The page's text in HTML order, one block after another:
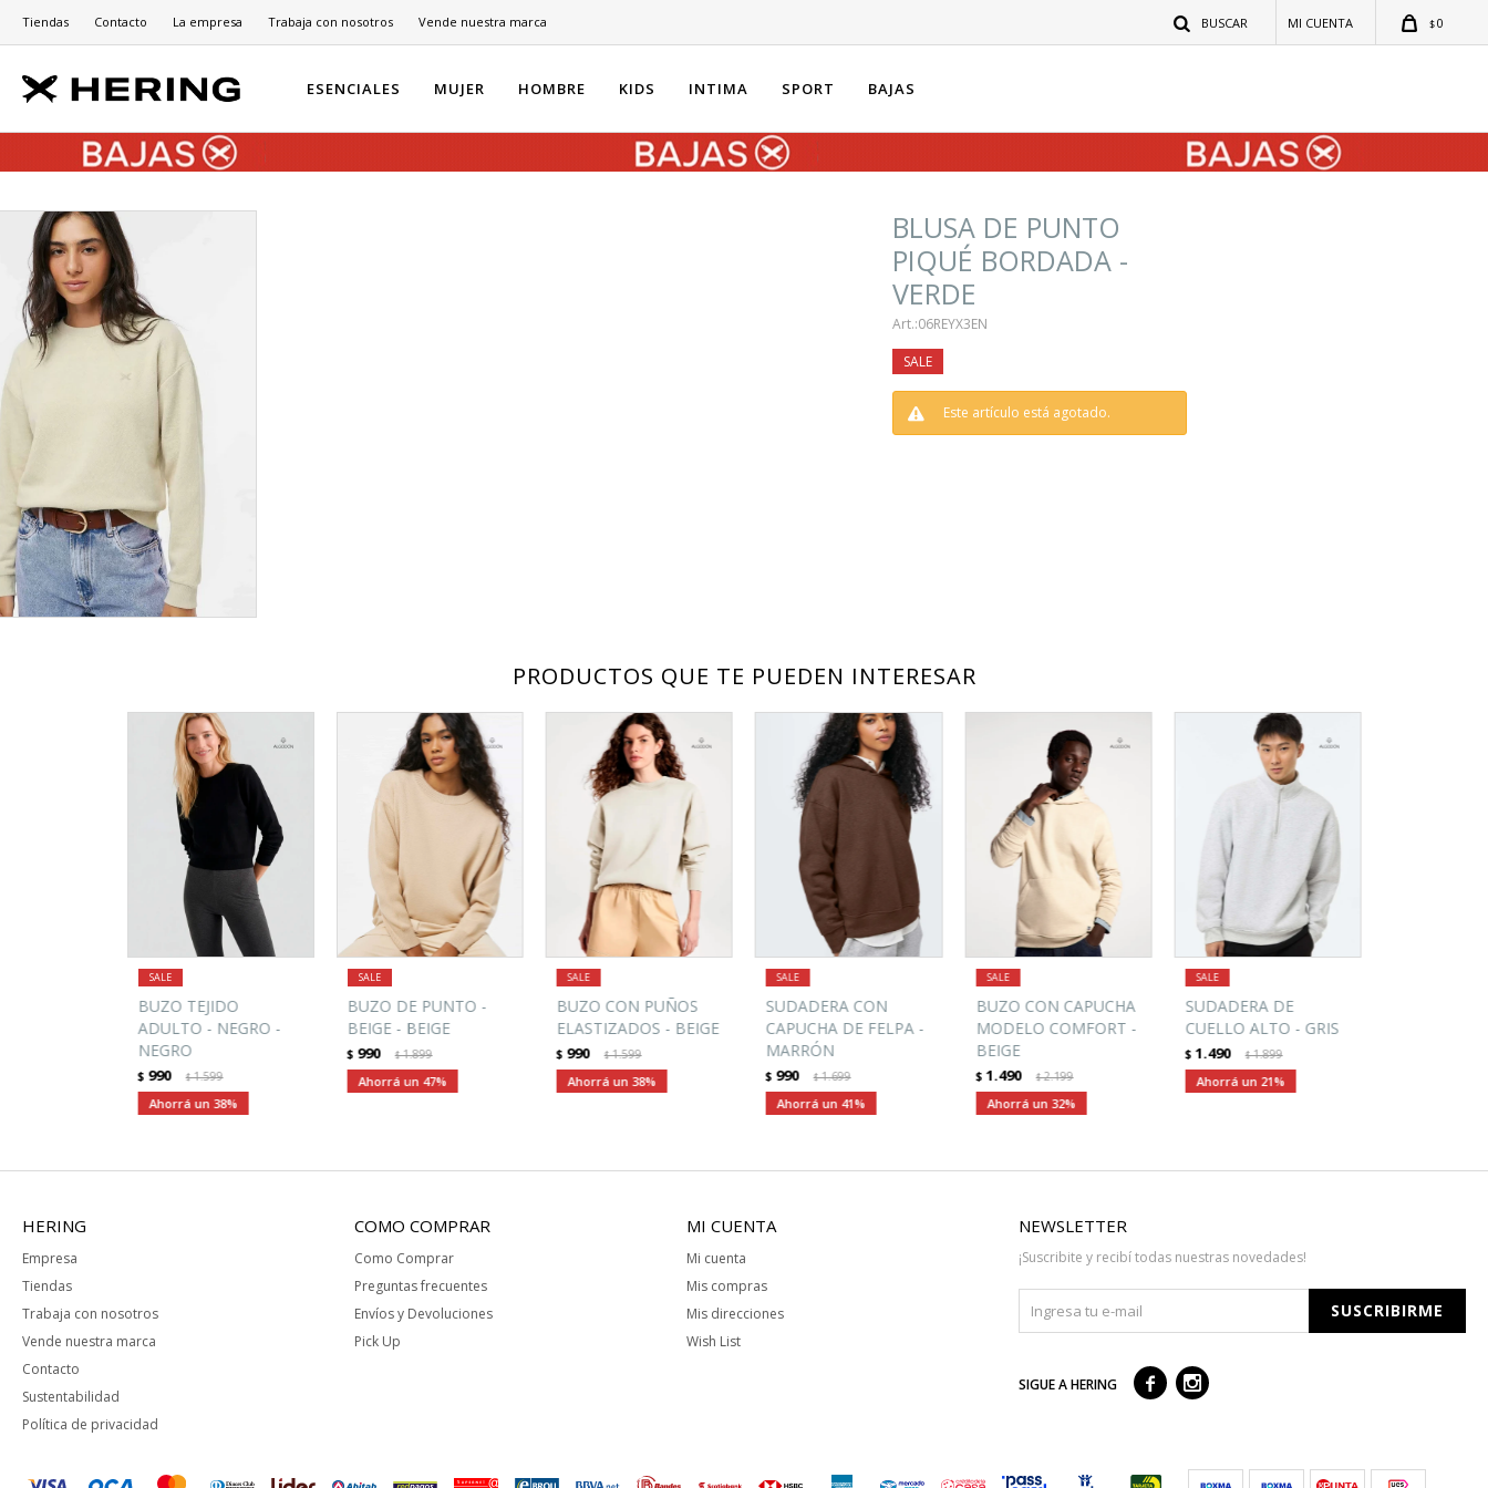
ESENCIALES MUJER HOMBRE KIDS INTIMA SPORT BAJAS
$0
Tiendas Contacto La empresa Trabaja con nosotros Vende nuestra marca
BLUSA DE PUNTO
PIQUÉ BORDADA -
VERDE
06REYX3EN
Este artículo está agotado.
PRODUCTOS QUE TE PUEDEN INTERESAR
BUZO TEJIDO
ADULTO - NEGRO -
NEGRO
$ 990 $1.599
38
BUZO DE PUNTO -
BEIGE - BEIGE
$ 990 $1.899
47
BUZO CON PUÑOS
ELASTIZADOS - BEIGE
$ 990 $1.599
38
SUDADERA CON
CAPUCHA DE FELPA -
MARRÓN
$ 990 $1.699
41
BUZO CON CAPUCHA
MODELO COMFORT -
BEIGE
$ 1.490 $2.199
32
SUDADERA DE
CUELLO ALTO - GRIS
$ 1.490 $1.899
21
HERING
Empresa
Tiendas
Trabaja con nosotros
Vende nuestra marca
Contacto
Sustentabilidad
Política de privacidad
COMO COMPRAR
Como Comprar
Preguntas frecuentes
Envíos y Devoluciones
Pick Up
MI CUENTA
Mi cuenta
Mis compras
Mis direcciones
Wish List
NEWSLETTER
¡Suscribite y recibí todas nuestras novedades!
SUSCRIBIRME
SIGUE A HERING  